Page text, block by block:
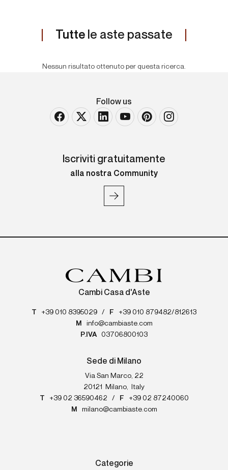
Tutte le aste passate
Nessun risultato ottenuto per questa ricerca.
Follow us
Iscriviti gratuitamente
alla nostra Community
Cambi Casa d'Aste
T +39 010 8395029 / F
+39 010 879482/812613
M
info@cambiaste.com
P.IVA
03706800103
Sede di Milano
Via San Marco, 22
20121
Milano
Italy
T
+39 02 36590462 / F
+39 02 87240060
M
milano@cambiaste.com
Categorie